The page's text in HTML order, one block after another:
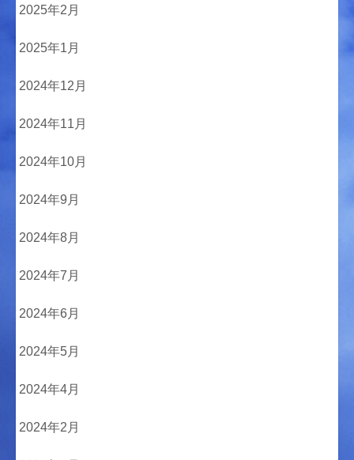
2025年2月
2025年1月
2024年12月
2024年11月
2024年10月
2024年9月
2024年8月
2024年7月
2024年6月
2024年5月
2024年4月
2024年2月